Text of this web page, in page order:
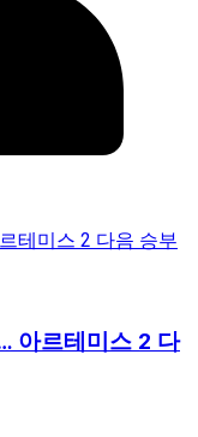
아르테미스 2 다